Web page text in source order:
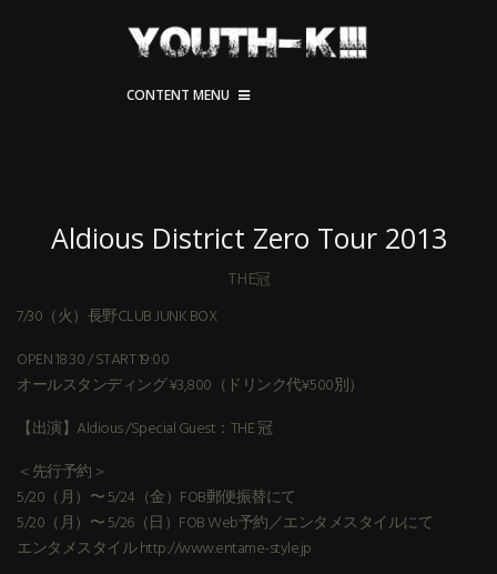
CONTENT MENU
Aldious District Zero Tour 2013
THE冠
7/30（火）長野CLUB JUNK BOX
OPEN 18:30 / START 19:00
オールスタンディング ¥3,800（ドリンク代¥500別）
【出演】Aldious /Special Guest：THE 冠
＜先行予約＞
5/20（月）〜 5/24（金）FOB郵便振替にて
5/20（月）〜 5/26（日）FOB Web予約／エンタメスタイルにて
エンタメスタイル http://www.entame-style.jp